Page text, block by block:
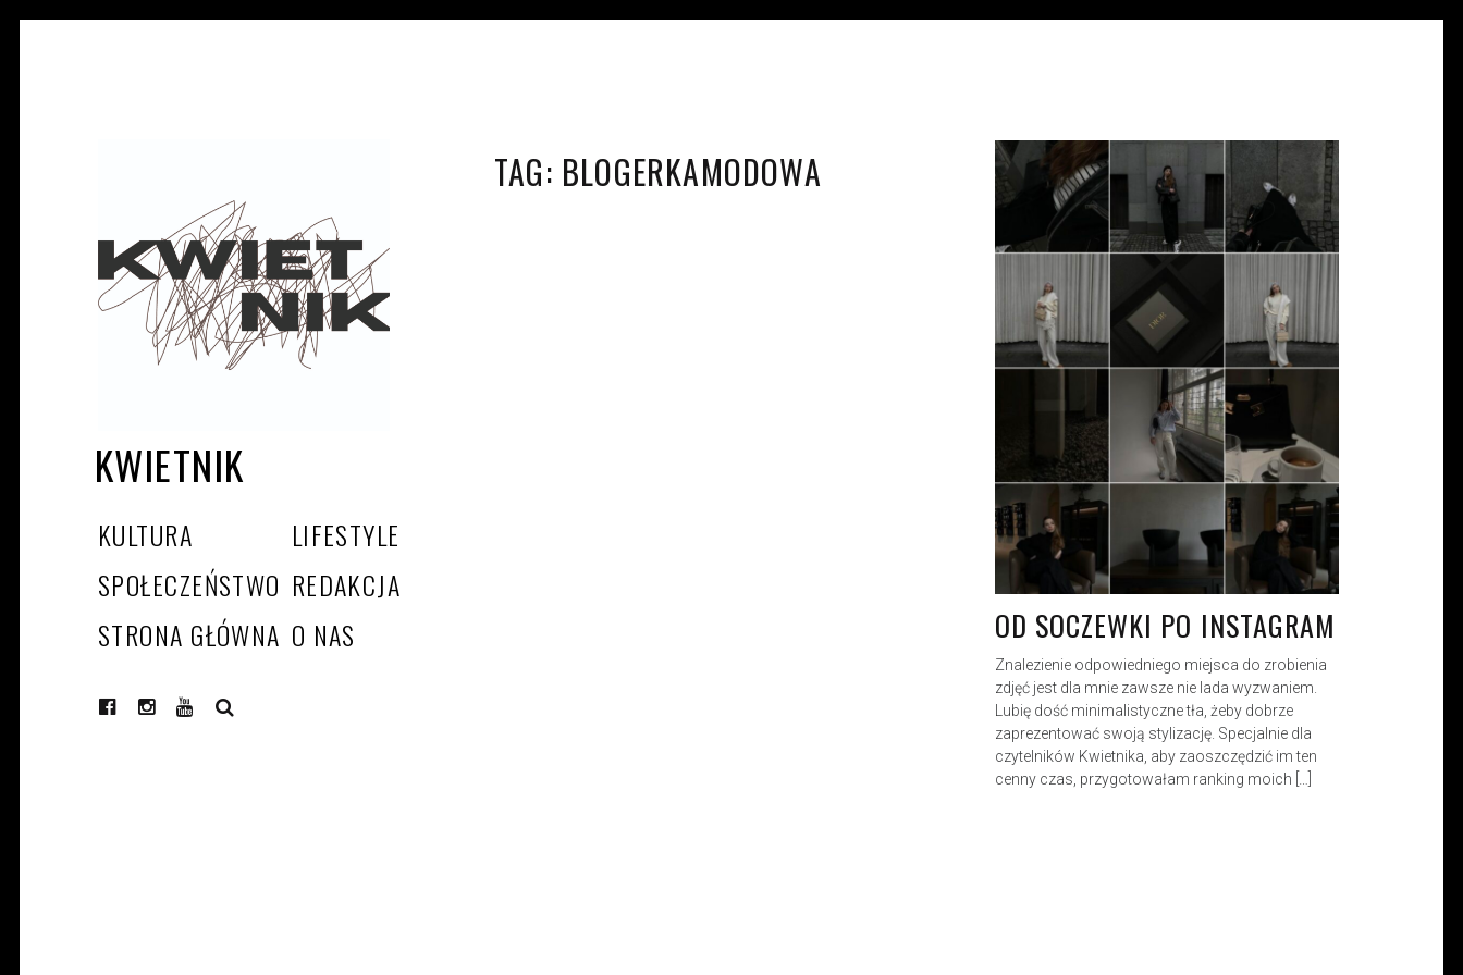
KWIETNIK
KULTURA
LIFESTYLE
SPOŁECZEŃSTWO REDAKCJA
STRONA GŁÓWNA O NAS
TAG: BLOGERKAMODOWA
OD SOCZEWKI PO INSTAGRAM
Znalezienie odpowiedniego miejsca do zrobienia
zdjęć jest dla mnie zawsze nie lada wyzwaniem.
Lubię dość minimalistyczne tła, żeby dobrze
zaprezentować swoją stylizację. Specjalnie dla
czytelników Kwietnika, aby zaoszczędzić im ten
cenny czas, przygotowałam ranking moich […]